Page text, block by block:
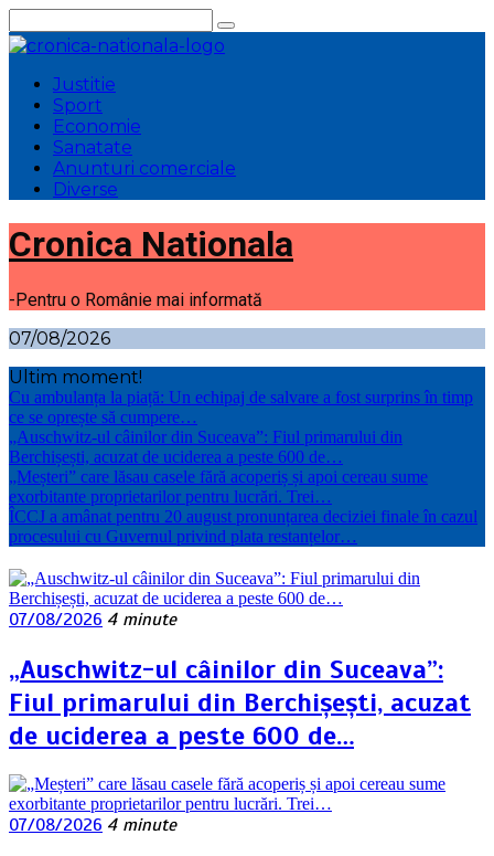
la
conținut
Justitie
Sport
Economie
Sanatate
Anunturi comerciale
Diverse
Cronica Nationala
-Pentru o Românie mai informată
07/08/2026
Ultim moment!
Cu ambulanța la piață: Un echipaj de salvare a fost surprins în timp
ce se oprește să cumpere…
„Auschwitz-ul câinilor din Suceava”: Fiul primarului din
Berchișești, acuzat de uciderea a peste 600 de…
„Meșteri” care lăsau casele fără acoperiș și apoi cereau sume
exorbitante proprietarilor pentru lucrări. Trei…
ÎCCJ a amânat pentru 20 august pronunțarea deciziei finale în cazul
procesului cu Guvernul privind plata restanțelor…
07/08/2026 4 minute
„Auschwitz-ul câinilor din Suceava”:
Fiul primarului din Berchișești, acuzat
de uciderea a peste 600 de…
07/08/2026 4 minute